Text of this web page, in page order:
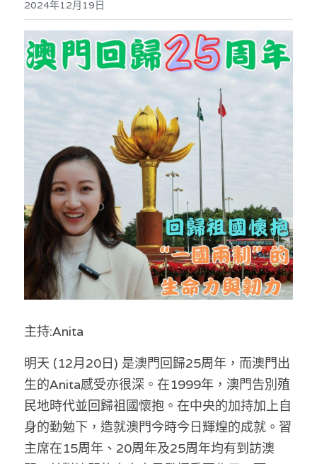
宏福苑聽證會
宏福火災正視聽
記錄．宏福苑火災
中國
國際
娛樂
反華推手懶人包
民主派騙案十式
反華推手起底
美西霸凌內幕
美西極權主義
極端暴恐實錄
KOL 專欄
林淑芳專欄
屈穎妍專欄
朱庭萱專欄
莫綺琪專欄
招國偉專欄
高松傑專欄
林伯強專欄
馮煒光專欄
絕密法庭檔案
醫院口岸爆炸案
屠龍小隊案
黎智英案審訊
35+顛覆案
生活
吃喝玩指南
休閒好介紹
花生仔漫畫週記
關於我們
人才招聘
商戶合作
支持讚助
條款及細則
關於我們
搜索
English
2024年12月19日
主持:Anita
明天 (12月20日) 是澳門回歸25周年，而澳門出
生的Anita感受亦很深。在1999年，澳門告別殖
民地時代並回歸祖國懷抱。在中央的加持加上自
身的勤勉下，造就澳門今時今日輝煌的成就。習
主席在15周年、20周年及25周年均有到訪澳